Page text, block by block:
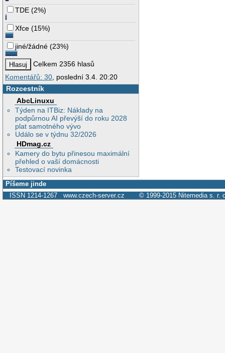
TDE (2%)
Xfce (15%)
jiné/žádné (23%)
Celkem 2356 hlasů
Komentářů: 30 , poslední 3.4. 20:20
Rozcestník
AbcLinuxu
Týden na ITBiz: Náklady na
podpůrnou AI převýší do roku 2028
plat samotného vývo
Událo se v týdnu 32/2026
HDmag.cz
Kamery do bytu přinesou maximální
přehled o vaší domácnosti
Testovací novinka
Píšeme jinde
ISSN 1214-1267 www.czech-server.cz © 1999-2015 Nitemedia s. r.